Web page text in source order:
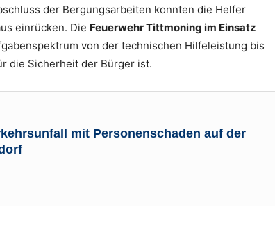
Foto: Kreisfeuerwehrverband Traunstein
der Bergungsarbeiten konnten die Helfer
einrücken. Die Feuerwehr Tittmoning im Einsatz
von der technischen Hilfeleistung bis
die Sicherheit der Bürger ist.
mit Personenschaden auf der